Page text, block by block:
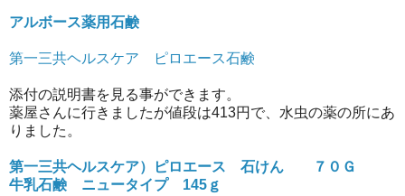
アルボース薬用石鹸
第一三共ヘルスケア ピロエース石鹸
添付の説明書を見る事ができます。
薬屋さんに行きましたが値段は413円で、水虫の薬の所にあ
りました。
第一三共ヘルスケア）ピロエース 石けん ７０Ｇ
牛乳石鹸 ニュータイプ 145ｇ